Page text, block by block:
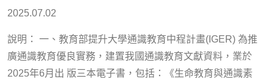
2025.07.02
說明： 一、教育部提升大學通識教育中程計畫(IGER) 為推
廣通識教育優良實務，建置我國通識教育文獻資料，業於
2025年6月出 版三本電子書，包括：《生命教育與通識素